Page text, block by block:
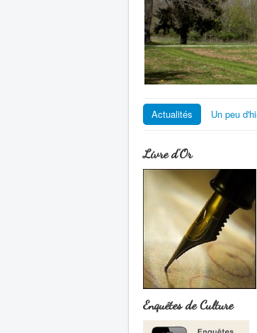
Actualités Un peu
Livre d'Or
Enquêtes de Culture